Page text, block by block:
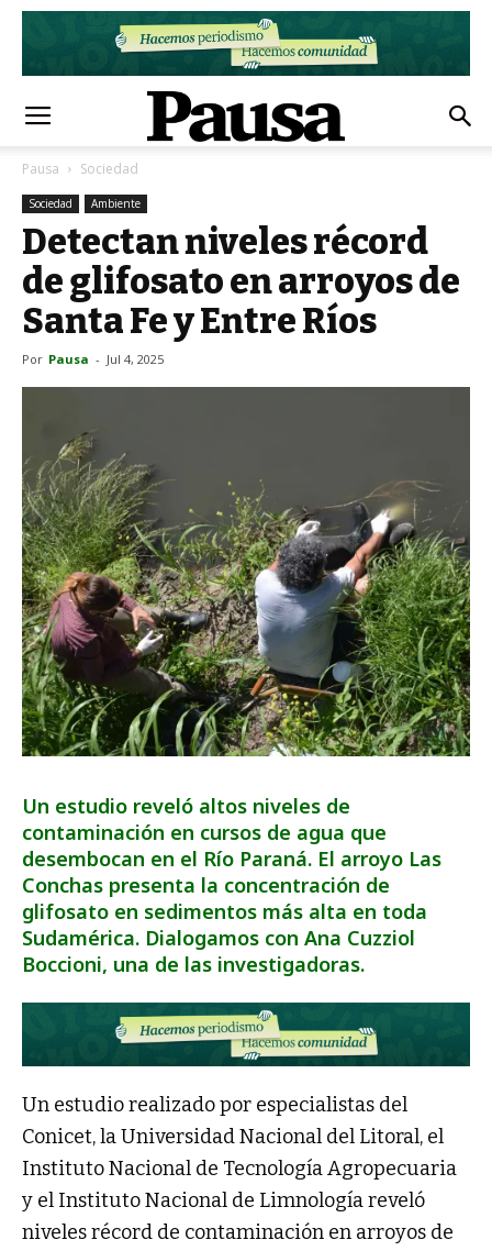
Pausa Sociedad
Sociedad Ambiente
Detectan niveles récord
de glifosato en arroyos de
Santa Fe y Entre Ríos
Por Pausa - Jul 4, 2025
Un estudio reveló altos niveles de
contaminación en cursos de agua que
desembocan en el Río Paraná. El arroyo Las
Conchas presenta la concentración de
glifosato en sedimentos más alta en toda
Sudamérica. Dialogamos con Ana Cuzziol
Boccioni, una de las investigadoras.
Un estudio realizado por especialistas del
Conicet, la Universidad Nacional del Litoral, el
Instituto Nacional de Tecnología Agropecuaria
y el Instituto Nacional de Limnología reveló
niveles récord de contaminación en arroyos de